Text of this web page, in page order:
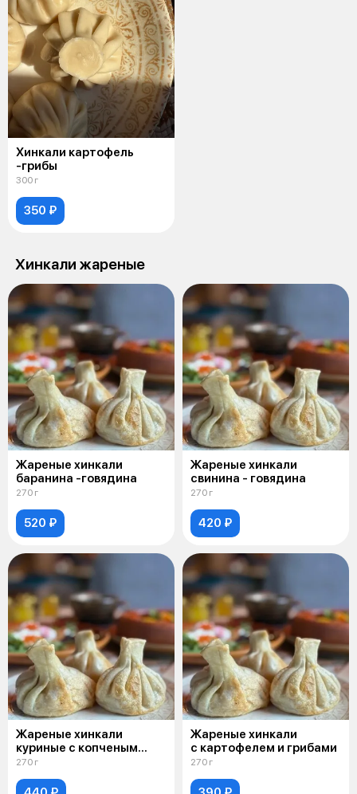
Хинкали картофель
-грибы
300 г
350 ₽
Хинкали жареные
Жареные хинкали
баранина -говядина
270 г
520 ₽
Жареные хинкали
свинина - говядина
270 г
420 ₽
Жареные хинкали
куриные с копченым
сулугуни
270 г
Жареные хинкали
с картофелем и грибами
270 г